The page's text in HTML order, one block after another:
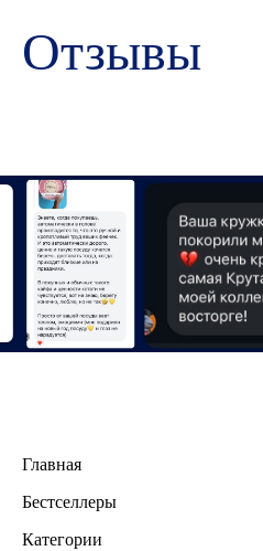
Отзывы
Главная
Бестселлеры
Категории